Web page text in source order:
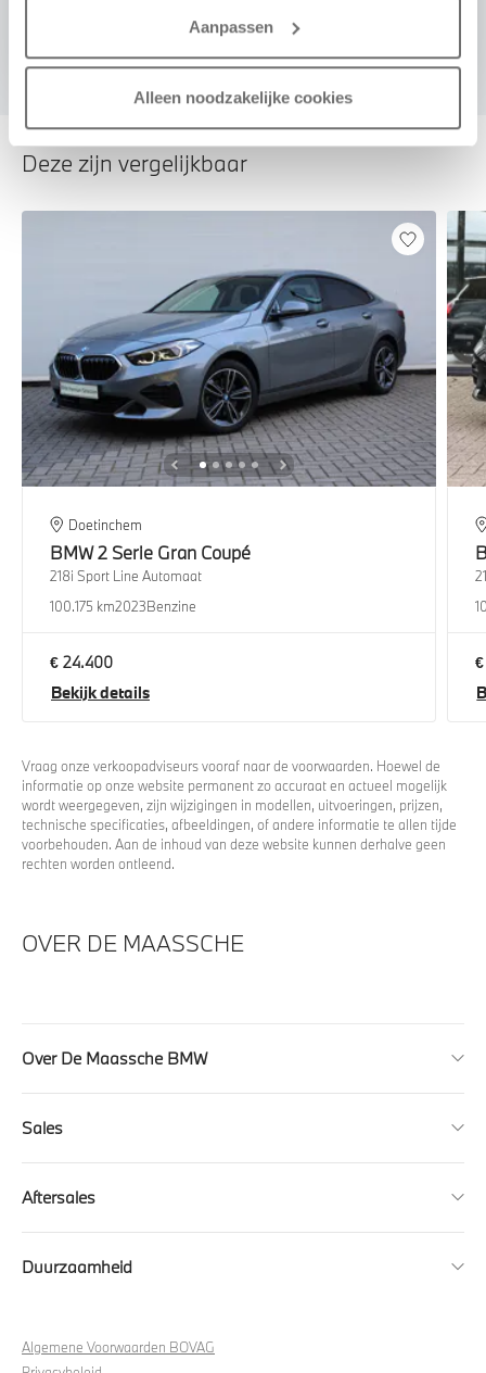
Aanpassen
Alleen noodzakelijke cookies
Deze zijn vergelijkbaar
Doetinchem
BMW2 Serie Gran Coupé
218i Sport Line Automaat
100.175 km2023Benzine
€ 24.400
Bekijk details
Vraag onze verkoopadviseurs vooraf naar de voorwaarden. Hoewel de
informatie op onze website permanent zo accuraat en actueel mogelijk
wordt weergegeven, zijn wijzigingen in modellen, uitvoeringen, prijzen,
technische specificaties, afbeeldingen, of andere informatie te allen tijde
voorbehouden. Aan de inhoud van deze website kunnen derhalve geen
rechten worden ontleend.
OVER DE MAASSCHE
Over De Maassche BMW
Sales
Aftersales
Duurzaamheid
Algemene Voorwaarden BOVAG